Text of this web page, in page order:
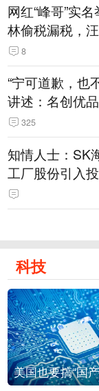
网红“峰哥”实
林偷税漏税，
法行为，相关
处理
8
“宁可道歉，也
讲述：名创优
是“一次性社死”
325
知情人士：SK
工厂股份引入
可能包括中国
科技